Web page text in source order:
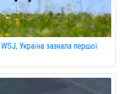
Україна зазнала першої